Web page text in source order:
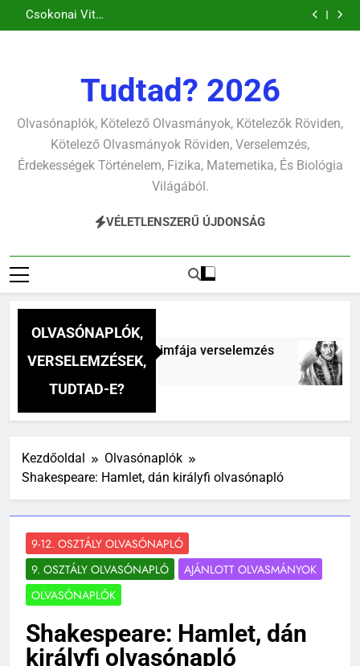
Ugrás
a
pontjára, 1794)
verselemzés
verselemzés
(Felhágott már a
Mihály: A
Tudtad? 2026
Olvasónaplók, Kötelező Olvasmányok, Kötelezők Röviden,
Kötelező Olvasmányok Röviden, Verselemzés,
Érdekességek Történelem, Fizika, Matemetika, És Biológia
Világából.
VÉLETLENSZERŰ ÚJDONSÁG
OLVASÓNAPLÓK,
VERSELEMZÉSEK,
TUDTAD-E?
Mihály: A Duna nimfája verselemzés
3
Kezdőoldal
Olvasónaplók
Shakespeare: Hamlet, dán királyfi olvasónapló
9-12. OSZTÁLY OLVASÓNAPLÓ
9. OSZTÁLY OLVASÓNAPLÓ
AJÁNLOTT OLVASMÁNYOK
OLVASÓNAPLÓK
Shakespeare: Hamlet, dán
királyfi olvasónapló